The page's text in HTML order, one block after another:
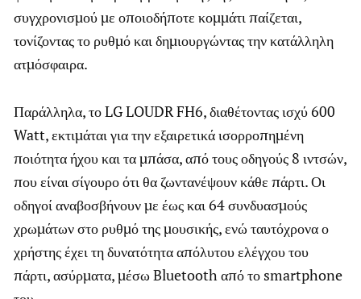
συγχρονισμού με οποιοδήποτε κομμάτι παίζεται,
τονίζοντας το ρυθμό και δημιουργώντας την κατάλληλη
ατμόσφαιρα.
Παράλληλα, το LG LOUDR FH6, διαθέτοντας ισχύ 600
Watt, εκτιμάται για την εξαιρετικά ισορροπημένη
ποιότητα ήχου και τα μπάσα, από τους οδηγούς 8 ιντσών,
που είναι σίγουρο ότι θα ζωντανέψουν κάθε πάρτι. Οι
οδηγοί αναβοσβήνουν με έως και 64 συνδυασμούς
χρωμάτων στο ρυθμό της μουσικής, ενώ ταυτόχρονα ο
χρήστης έχει τη δυνατότητα απόλυτου ελέγχου του
πάρτι, ασύρματα, μέσω Bluetooth από το smartphone